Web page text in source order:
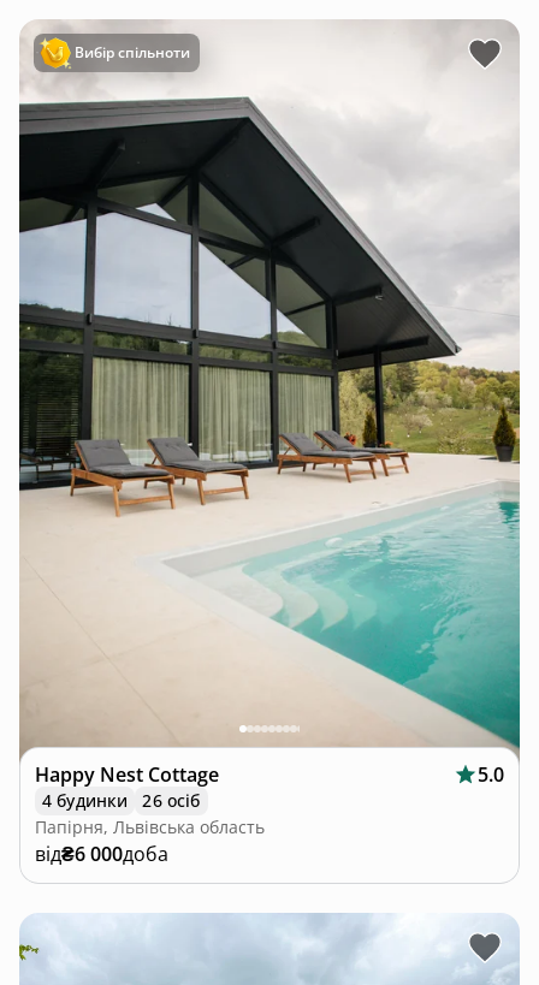
Вибір спільноти
Happy Nest Cottage 5.0
4 будинки
26 осіб
Папірня, Львівська область
від₴6 000доба